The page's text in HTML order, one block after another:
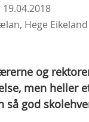
19.04.2018
Hege
og
men heller
så god